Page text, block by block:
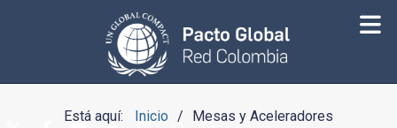
Está aquí: Inicio
Mesas y Aceleradores